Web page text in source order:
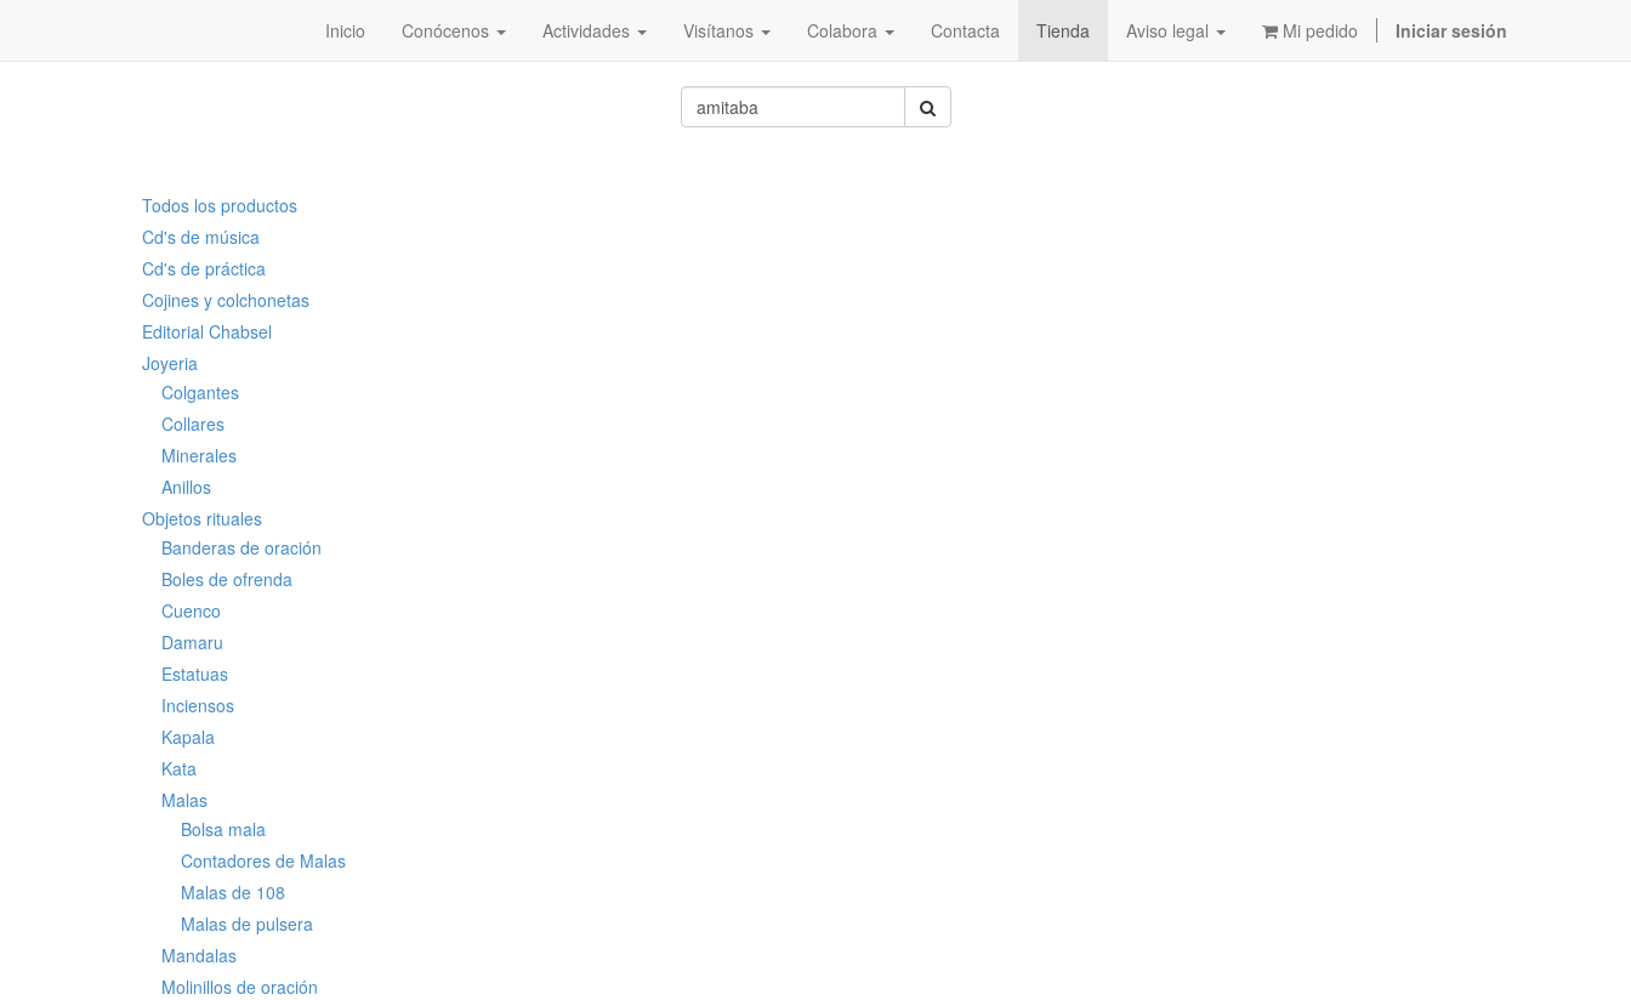
Inicio Conócenos Actividades Visítanos Colabora Contacta Tienda Aviso legal Mi pedido Iniciar sesión
Todos los productos
Cd's de música
Cd's de práctica
Cojines y colchonetas
Editorial Chabsel
Joyeria
Colgantes
Collares
Minerales
Anillos
Objetos rituales
Banderas de oración
Boles de ofrenda
Cuenco
Damaru
Estatuas
Inciensos
Kapala
Kata
Malas
Bolsa mala
Contadores de Malas
Malas de 108
Malas de pulsera
Mandalas
Molinillos de oración